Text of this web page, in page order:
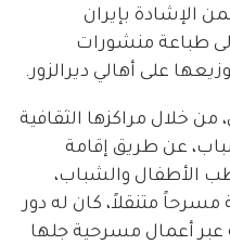
الإشادة بإيران
إلى طباعة منشورات
على أهالي ديرالزور.
من خلال مراكزها الثقافية
عن طريق إقامة
الأطفال والشباب،
متنقلاً، كان له دور
أعمال مسرحية جلها